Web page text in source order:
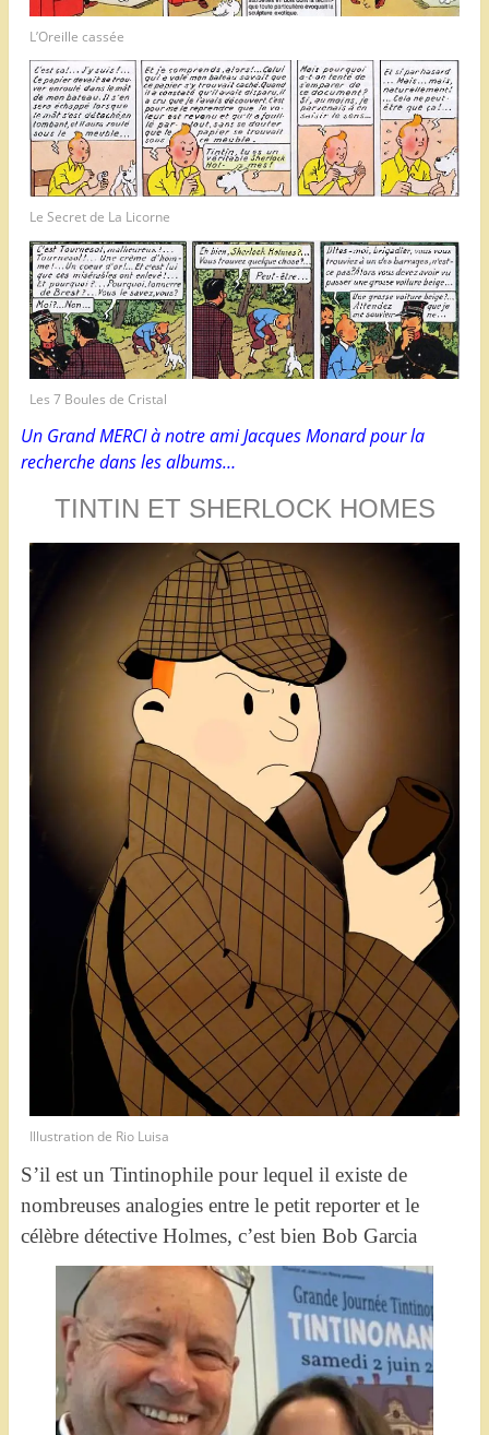
L’Oreille cassée
Le Secret de La Licorne
Les 7 Boules de Cristal
Un Grand MERCI à notre ami Jacques Monard pour la
recherche dans les albums…
TINTIN ET SHERLOCK HOMES
Illustration de Rio Luisa
S’il est un Tintinophile pour lequel il existe de
nombreuses analogies entre le petit reporter et le
célèbre détective Holmes, c’est bien Bob Garcia